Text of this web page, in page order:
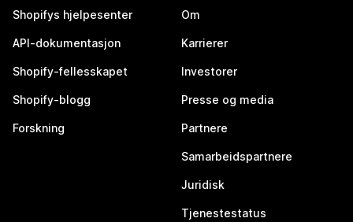
Shopifys hjelpesenter
API-dokumentasjon
Shopify-fellesskapet
Shopify-blogg
Forskning
Om
Karrierer
Investorer
Presse og media
Partnere
Samarbeidspartnere
Juridisk
Tjenestestatus